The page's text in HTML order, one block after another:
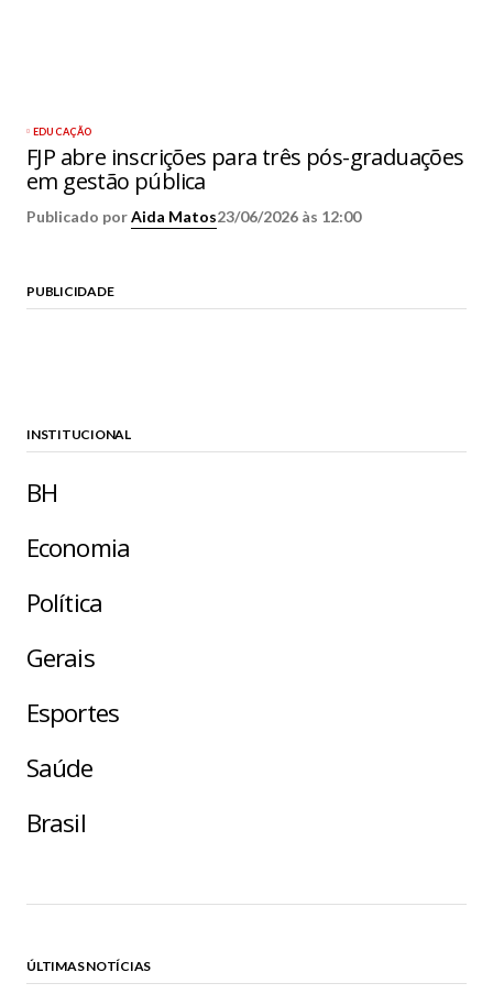
EDUCAÇÃO
FJP abre inscrições para três pós-graduações
em gestão pública
Publicado porAida Matos23/06/2026 às 12:00
PUBLICIDADE
INSTITUCIONAL
BH
Economia
Política
Gerais
Esportes
Saúde
Brasil
ÚLTIMAS NOTÍCIAS